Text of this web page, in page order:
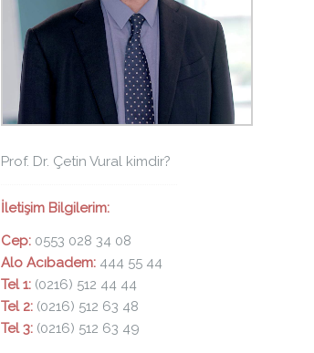
Prof. Dr. Çetin Vural kimdir?
İletişim Bilgilerim:
Cep: 0553 028 34 08
Alo Acıbadem: 444 55 44
Tel 1: (0216) 512 44 44
Tel 2: (0216) 512 63 48
Tel 3: (0216) 512 63 49